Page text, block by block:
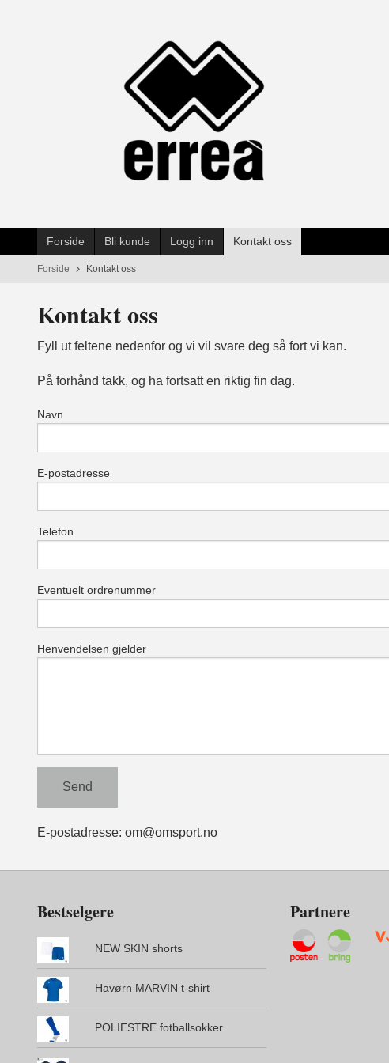
Forside Bli kunde Logg inn Kontakt oss
Forside Kontakt oss
Kontakt oss
Fyll ut feltene nedenfor og vi vil svare deg så fort vi kan.
På forhånd takk, og ha fortsatt en riktig fin dag.
Navn
E-postadresse
Telefon
Eventuelt ordrenummer
Henvendelsen gjelder
E-postadresse: om@omsport.no
Bestselgere
NEW SKIN shorts
Havørn MARVIN t-shirt
POLIESTRE fotballsokker
Partnere